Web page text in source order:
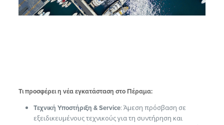
Τι προσφέρει η νέα εγκατάσταση στο Πέραμα:
Τεχνική Υποστήριξη & Service: Άμεση πρόσβαση σε
εξειδικευμένους τεχνικούς για τη συντήρηση και